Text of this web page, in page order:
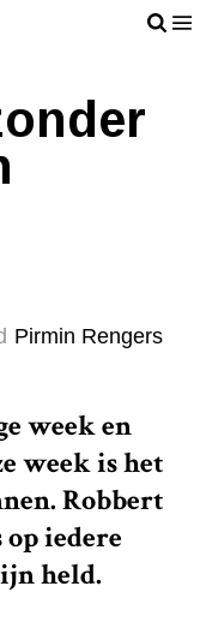
Pirmin Rengers
week en
week is het
Robbert
iedere
held.